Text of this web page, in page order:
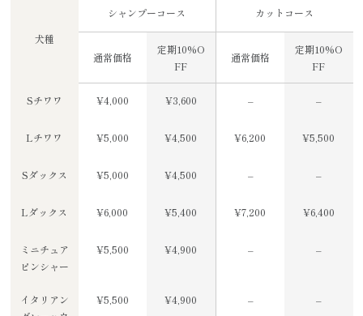
犬種
シャンプーコース カットコース
通常価格
定期10%O
FF
通常価格
定期10%O
FF
Sチワワ ¥4,000 ¥3,600 – –
Lチワワ ¥5,000 ¥4,500 ¥6,200 ¥5,500
Sダックス ¥5,000 ¥4,500 – –
Lダックス ¥6,000 ¥5,400 ¥7,200 ¥6,400
ミニチュア
ピンシャー
¥5,500 ¥4,900 – –
イタリアン
¥5,500 ¥4,900 – –